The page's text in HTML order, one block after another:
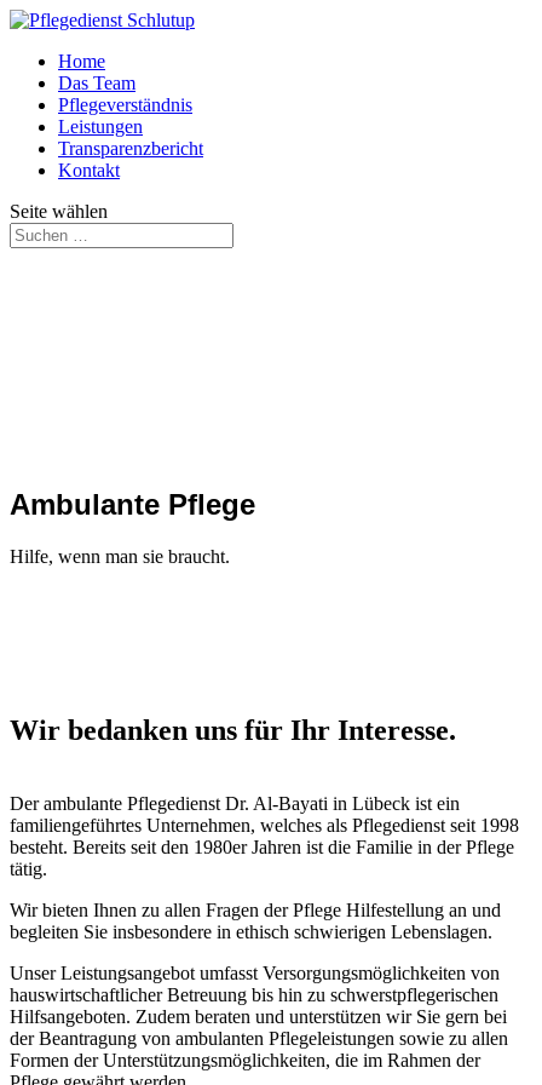
Home
Das Team
Pflegeverständnis
Leistungen
Transparenzbericht
Kontakt
Seite wählen
Ambulante Pflege
Hilfe, wenn man sie braucht.
Wir bedanken uns für Ihr Interesse.
Der ambulante Pflegedienst Dr. Al-Bayati in Lübeck ist ein
familiengeführtes Unternehmen, welches als Pflegedienst seit 1998
besteht. Bereits seit den 1980er Jahren ist die Familie in der Pflege
tätig.
Wir bieten Ihnen zu allen Fragen der Pflege Hilfestellung an und
begleiten Sie insbesondere in ethisch schwierigen Lebenslagen.
Unser Leistungsangebot umfasst Versorgungsmöglichkeiten von
hauswirtschaftlicher Betreuung bis hin zu schwerstpflegerischen
Hilfsangeboten. Zudem beraten und unterstützen wir Sie gern bei
der Beantragung von ambulanten Pflegeleistungen sowie zu allen
Formen der Unterstützungsmöglichkeiten, die im Rahmen der